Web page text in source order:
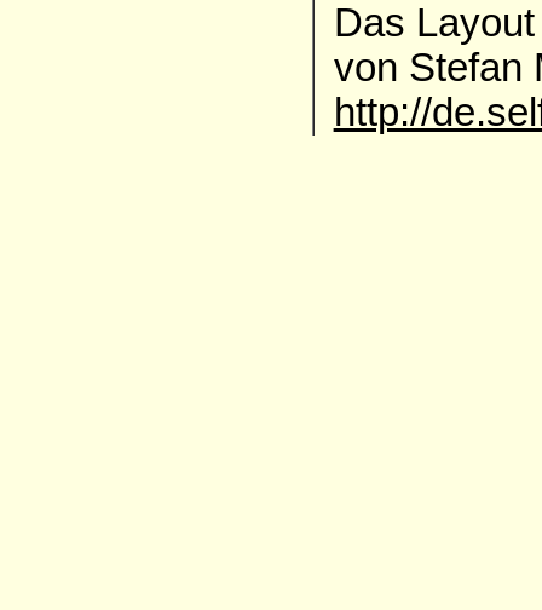
Das
von Stefan
http://